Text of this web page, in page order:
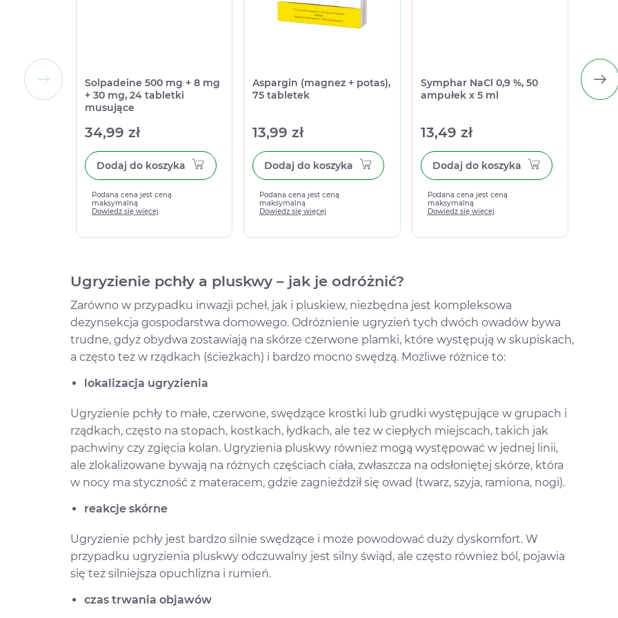
Solpadeine 500 mg + 8 mg
+ 30 mg, 24 tabletki
musujące
34,99 zł
Dodaj do koszyka
Podana cena jest ceną
maksymalną
Dowiedz się więcej
Aspargin (magnez + potas),
75 tabletek
13,99 zł
Dodaj do koszyka
Podana cena jest ceną
maksymalną
Dowiedz się więcej
Symphar NaCl 0,9 %, 50
ampułek x 5 ml
13,49 zł
Dodaj do koszyka
Podana cena jest ceną
maksymalną
Dowiedz się więcej
Ugryzienie pchły a pluskwy – jak je odróżnić?
Zarówno w przypadku inwazji pcheł, jak i pluskiew, niezbędna jest kompleksowa
dezynsekcja gospodarstwa domowego. Odróżnienie ugryzień tych dwóch owadów bywa
trudne, gdyż obydwa zostawiają na skórze czerwone plamki, które występują w skupiskach,
a często też w rządkach (ścieżkach) i bardzo mocno swędzą. Możliwe różnice to:
lokalizacja ugryzienia
Ugryzienie pchły to małe, czerwone, swędzące krostki lub grudki występujące w grupach i
rządkach, często na stopach, kostkach, łydkach, ale tez w ciepłych miejscach, takich jak
pachwiny czy zgięcia kolan. Ugryzienia pluskwy również mogą występować w jednej linii,
ale zlokalizowane bywają na różnych częściach ciała, zwłaszcza na odsłoniętej skórze, która
w nocy ma styczność z materacem, gdzie zagnieździł się owad (twarz, szyja, ramiona, nogi).
reakcje skórne
Ugryzienie pchły jest bardzo silnie swędzące i może powodować duży dyskomfort. W
przypadku ugryzienia pluskwy odczuwalny jest silny świąd, ale często również ból, pojawia
się też silniejsza opuchlizna i rumień.
czas trwania objawów